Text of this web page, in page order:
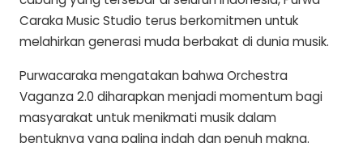
Caraka Music Studio terus berkomitmen untuk
melahirkan generasi muda berbakat di dunia musik.
Purwacaraka mengatakan bahwa Orchestra
Vaganza 2.0 diharapkan menjadi momentum bagi
masyarakat untuk menikmati musik dalam
bentuknya yang paling indah dan penuh makna.